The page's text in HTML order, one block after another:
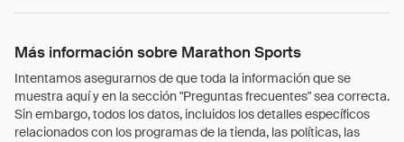
Más información sobre Marathon Sports
Intentamos asegurarnos de que toda la información que se
muestra aquí y en la sección "Preguntas frecuentes" sea correcta.
Sin embargo, todos los datos, incluidos los detalles específicos
relacionados con los programas de la tienda, las políticas, las